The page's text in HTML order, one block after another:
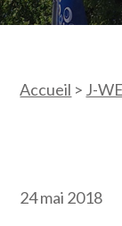
Accueil > J-
24 mai 2018